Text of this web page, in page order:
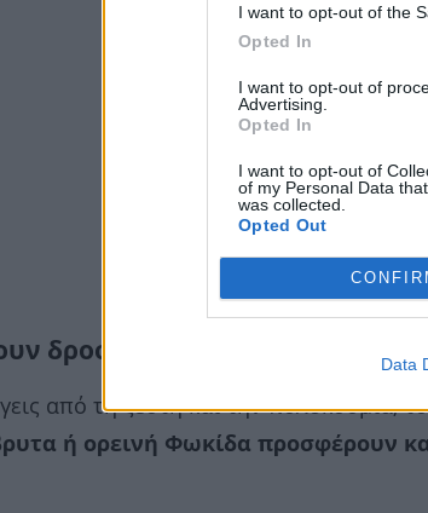
I want to opt-out of the
Opted In
I want to opt-out of
Advertising.
Opted In
I want to opt-out of
of my Personal Data
was collected.
Opted Out
Data
δροσιά στο βουνό
από τη ζέστη και την πολυκοσμία,
ή ορεινή Φωκίδα προσφέρουν